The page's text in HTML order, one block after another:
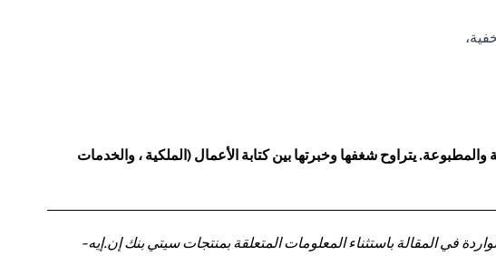
يتراوح شغفها وخبرتها بين كتابة الأعمال (الملكية ، والخدمات
في المقالة باستثناء المعلومات المتعلقة بمنتجات سيتي بنك إن.إيه-